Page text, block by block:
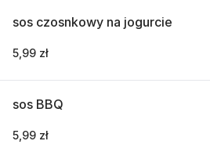
sos czosnkowy na jogurcie
5,99 zł
sos BBQ
5,99 zł